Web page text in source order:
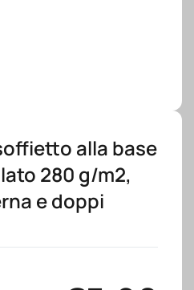
alla base
280 g/m2,
e doppi